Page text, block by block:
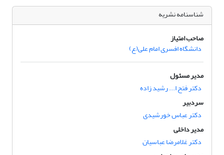
شناسنامه نشریه
صاحب امتیاز
دانشگاه افسری امام علی(ع)
مدیر مسئول
دکتر فتح ا... رشید زاده
سردبیر
دکتر عباس خورشیدی
مدیر داخلی
دکتر غلامرضا عباسیان